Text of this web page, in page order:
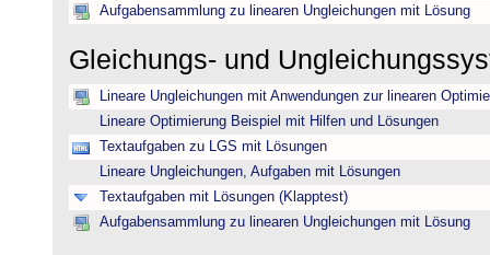
Aufgabensammlung zu linearen Ungleichungen mit Lösung
Gleichungs- und
Lineare Ungleichungen mit Anwendungen zur linearen
Lineare Optimierung Beispiel mit Hilfen und Lösungen
Textaufgaben zu LGS mit Lösungen
Lineare Ungleichungen, Aufgaben mit Lösungen
Textaufgaben mit Lösungen (Klapptest)
Aufgabensammlung zu linearen Ungleichungen mit Lösung